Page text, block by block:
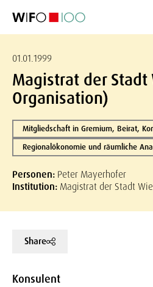
01.01.1999
Magistrat der Stadt
Organisation)
Mitgliedschaft in Gremium, Beirat,
Regionalökonomie und räumliche
Personen: Peter Mayerhofer
Institution: Magistrat der Stadt
Share
Konsulent